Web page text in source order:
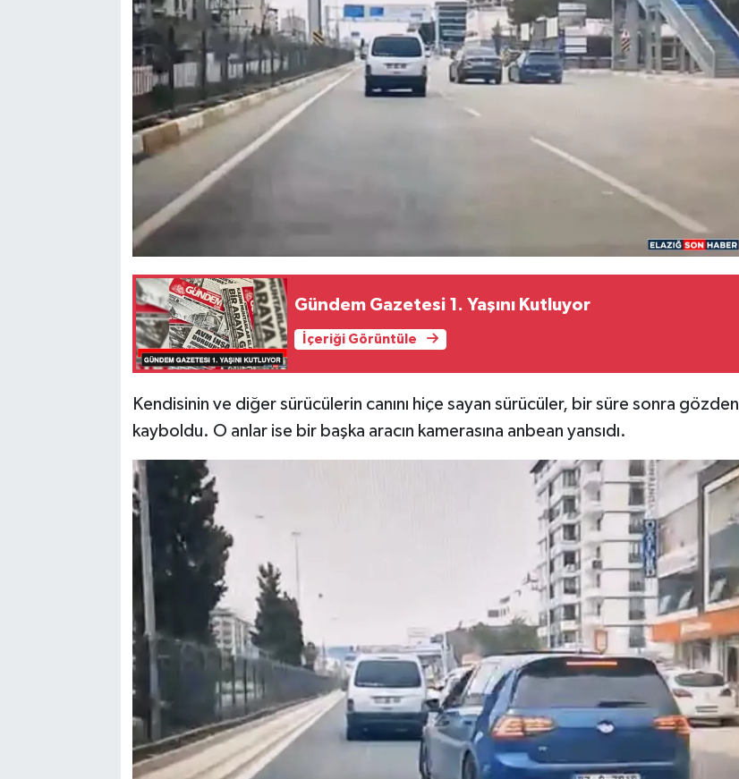
Gündem Gazetesi 1. Yaşını Kutluyor
İçeriği Görüntüle
Kendisinin ve diğer sürücülerin canını hiçe sayan sürücüler, bir süre sonra gözden
kayboldu. O anlar ise bir başka aracın kamerasına anbean yansıdı.